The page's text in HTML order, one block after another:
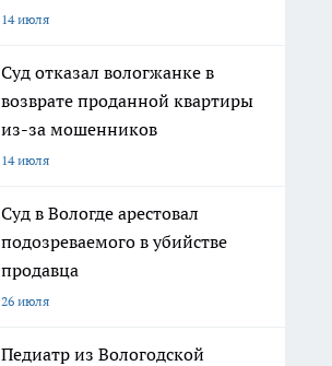
14 июля
Суд отказал вологжанке в
возврате проданной квартиры
из-за мошенников
14 июля
Суд в Вологде арестовал
подозреваемого в убийстве
продавца
26 июля
Педиатр из Вологодской